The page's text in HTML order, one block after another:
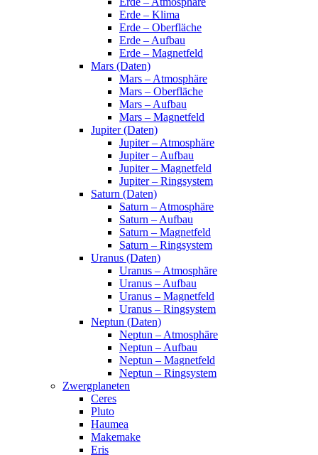
Erde – Klima
Erde – Oberfläche
Erde – Aufbau
Erde – Magnetfeld
Mars (Daten)
Mars – Atmosphäre
Mars – Oberfläche
Mars – Aufbau
Mars – Magnetfeld
Jupiter (Daten)
Jupiter – Atmosphäre
Jupiter – Aufbau
Jupiter – Magnetfeld
Jupiter – Ringsystem
Saturn (Daten)
Saturn – Atmosphäre
Saturn – Aufbau
Saturn – Magnetfeld
Saturn – Ringsystem
Uranus (Daten)
Uranus – Atmosphäre
Uranus – Aufbau
Uranus – Magnetfeld
Uranus – Ringsystem
Neptun (Daten)
Neptun – Atmosphäre
Neptun – Aufbau
Neptun – Magnetfeld
Neptun – Ringsystem
Zwergplaneten
Ceres
Pluto
Haumea
Makemake
Eris